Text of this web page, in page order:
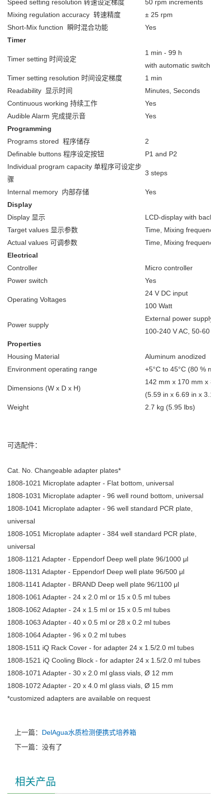
Speed setting resolution 转速设定梯度
50 rpm increments
Mixing regulation accuracy 转速精度
± 25 rpm
Short-Mix function 瞬时混合功能
Yes
Timer
Timer setting 时间设定
1 min - 99 h
with automatic switch
Timer setting resolution 时间设定梯度
1 min
Readability 显示时间
Minutes, Seconds
Continuous working 持续工作
Yes
Audible Alarm 完成提示音
Yes
Programming
Programs stored 程序储存
2
Definable buttons 程序设定按钮
P1 and P2
Individual program capacity 单程序可设定步
骤
3 steps
Internal memory 内部存储
Yes
Display
Display 显示
LCD-display with
Target values 显示参数
Time, Mixing
Actual values 可调参数
Time, Mixing
Electrical
Controller
Micro controller
Power switch
Yes
Operating Voltages
24 V DC input
100 Watt
Power supply
External power supply
100-240 V AC, 50-60
Properties
Housing Material
Aluminum anodized
Environment operating range
+5°C to 45°C (80 %
Dimensions (W x D x H)
142 mm x 170 mm x
(5.59 in x 6.69 in x
Weight
2.7 kg (5.95 lbs)
可选配件：
Cat. No. Changeable adapter plates*
1808-1021 Microplate adapter - Flat bottom, universal
1808-1031 Microplate adapter - 96 well round bottom, universal
1808-1041 Microplate adapter - 96 well standard PCR plate,
universal
1808-1051 Microplate adapter - 384 well standard PCR plate,
universal
1808-1121 Adapter - Eppendorf Deep well plate 96/1000 μl
1808-1131 Adapter - Eppendorf Deep well plate 96/500 μl
1808-1141 Adapter - BRAND Deep well plate 96/1100 μl
1808-1061 Adapter - 24 x 2.0 ml or 15 x 0.5 ml tubes
1808-1062 Adapter - 24 x 1.5 ml or 15 x 0.5 ml tubes
1808-1063 Adapter - 40 x 0.5 ml or 28 x 0.2 ml tubes
1808-1064 Adapter - 96 x 0.2 ml tubes
1808-1511 iQ Rack Cover - for adapter 24 x 1.5/2.0 ml tubes
1808-1521 iQ Cooling Block - for adapter 24 x 1.5/2.0 ml tubes
1808-1071 Adapter - 30 x 2.0 ml glass vials, Ø 12 mm
1808-1072 Adapter - 20 x 4.0 ml glass vials, Ø 15 mm
*customized adapters are available on request
上一篇： DelAgua水质检测便携式培养箱
下一篇：没有了
相关产品